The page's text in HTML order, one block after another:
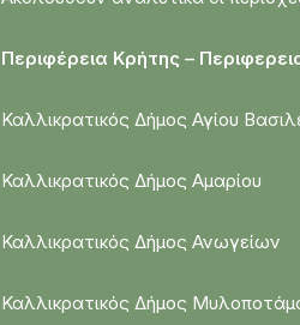
Περιφέρεια Κρήτης –
Καλλικρατικός Δήμος Αγίου
Καλλικρατικός Δήμος Αμαρίου
Καλλικρατικός Δήμος Ανωγείων
Καλλικρατικός Δήμος